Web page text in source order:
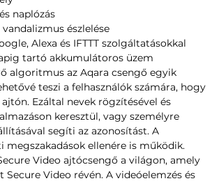
naplózás
észlelése
Alexa és IFTTT szolgáltatásokkal
tartó akkumulátoros üzem
algoritmus az Aqara csengő egyik
teszi a felhasználók számára, hogy
Ezáltal nevek rögzítésével és
keresztül, vagy személyre
segíti az azonosítást. A
megszakadások ellenére is működik.
Video ajtócsengő a világon, amely
Video révén. A videóelemzés és